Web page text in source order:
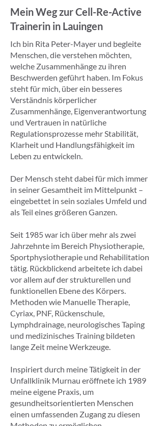
Mein Weg zur Cell-Re-Active
Trainerin in Lauingen
Ich bin Rita Peter-Mayer und begleite
Menschen, die verstehen möchten,
welche Zusammenhänge zu ihren
Beschwerden geführt haben. Im Fokus
steht für mich, über ein besseres
Verständnis körperlicher
Zusammenhänge, Eigenverantwortung
und Vertrauen in natürliche
Regulationsprozesse mehr Stabilität,
Klarheit und Handlungsfähigkeit im
Leben zu entwickeln.
Der Mensch steht dabei für mich immer
in seiner Gesamtheit im Mittelpunkt –
eingebettet in sein soziales Umfeld und
als Teil eines größeren Ganzen.
Seit 1985 war ich über mehr als zwei
Jahrzehnte im Bereich Physiotherapie,
Sportphysiotherapie und Rehabilitation
tätig. Rückblickend arbeitete ich dabei
vor allem auf der strukturellen und
funktionellen Ebene des Körpers.
Methoden wie Manuelle Therapie,
Cyriax, PNF, Rückenschule,
Lymphdrainage, neurologisches Taping
und medizinisches Training bildeten
lange Zeit meine Werkzeuge.
Inspiriert durch meine Tätigkeit in der
Unfallklinik Murnau eröffnete ich 1989
meine eigene Praxis, um
gesundheitsorientierten Menschen
einen umfassenden Zugang zu diesen